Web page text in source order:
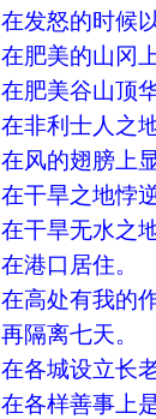
在发怒的时候
在肥美的山冈上
在肥美谷山顶
在非利士人之
在风的翅膀上
在干旱之地悖
在干旱无水之地
在港口居住。
在高处有我的
再隔离七天。
在各城设立长老
在各样善事上